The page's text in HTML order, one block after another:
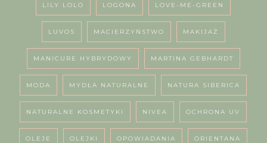
LILY LOLO LOGONA LOVE-ME-GREEN
LUVOS MACIERZYŃSTWO MAKIJAŻ
MANICURE HYBRYDOWY MARTINA GEBHARDT
MODA MYDŁA NATURALNE NATURA SIBERICA
NATURALNE KOSMETYKI NIVEA OCHRONA UV
OLEJE OLEJKI OPOWIADANIA ORIENTANA